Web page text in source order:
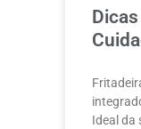
Ideal da